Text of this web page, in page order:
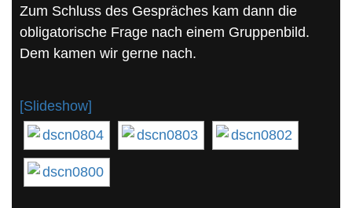
Zum Schluss des Gespräches kam dann die
obligatorische Frage nach einem Gruppenbild.
Dem kamen wir gerne nach.
[Slideshow]